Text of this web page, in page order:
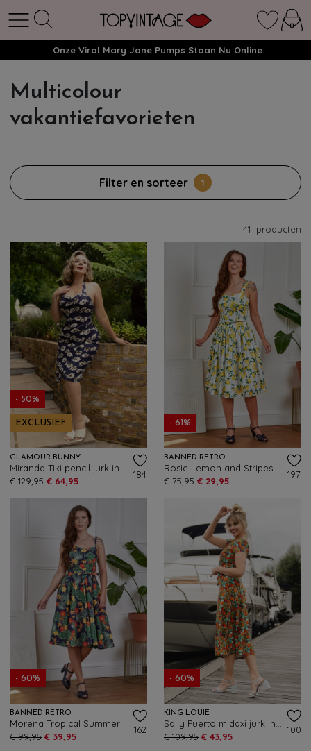
Onze Viral Mary Jane Pumps Staan Nu Online
Multicolour
vakantiefavorieten
Filter en sorteer 1
41 producten
- 50%
EXCLUSIEF
GLAMOUR BUNNY
€ 129,95 € 64,95
184
- 61%
BANNED RETRO
€ 75,95 € 29,95
197
- 60%
BANNED RETRO
€ 99,95 € 39,95
162
- 60%
KING LOUIE
€ 109,95 € 43,95
100